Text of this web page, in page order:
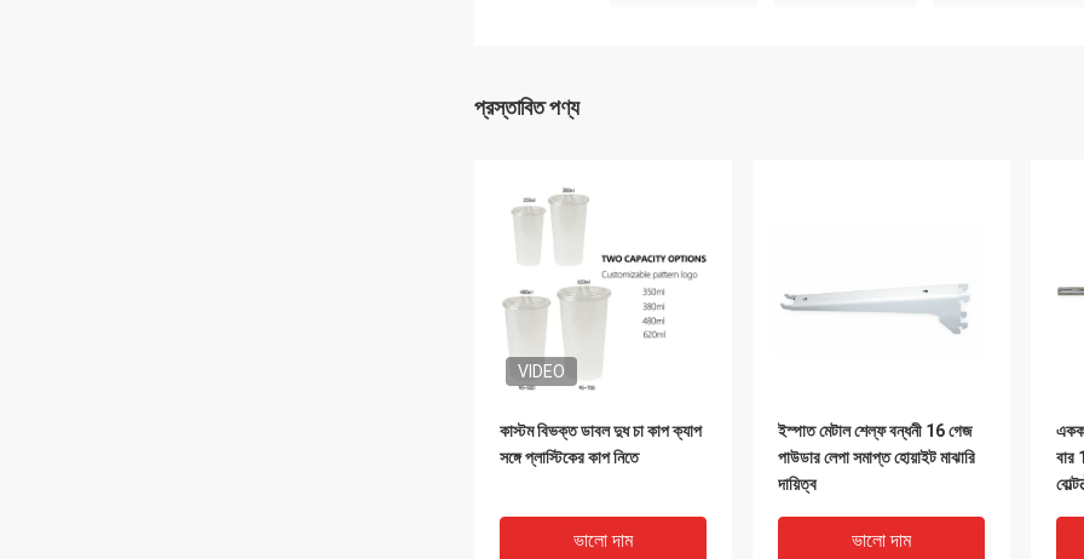
প্রস্তাবিত পণ্য
VIDEO
কাস্টম বিভক্ত ডাবল দুধ চা কাপ ক্যাপ
সঙ্গে প্লাস্টিকের কাপ নিতে
ভালো দাম
ইস্পাত মেটাল শেল্ফ বন্ধনী 16 গেজ
পাউডার লেপা সমাপ্ত হোয়াইট মাঝারি
দায়িত্ব
ভালো দাম
একক
বার